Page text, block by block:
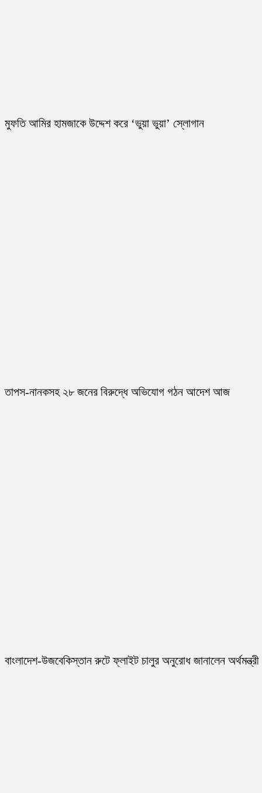
মুফতি আমির হামজাকে উদ্দেশ করে ‘ভুয়া ভুয়া’ স্লোগান
তাপস-নানকসহ ২৮ জনের বিরুদ্ধে অভিযোগ গঠন আদেশ আজ
বাংলাদেশ-উজবেকিস্তান রুটে ফ্লাইট চালুর অনুরোধ জানালেন অর্থমন্ত্রী